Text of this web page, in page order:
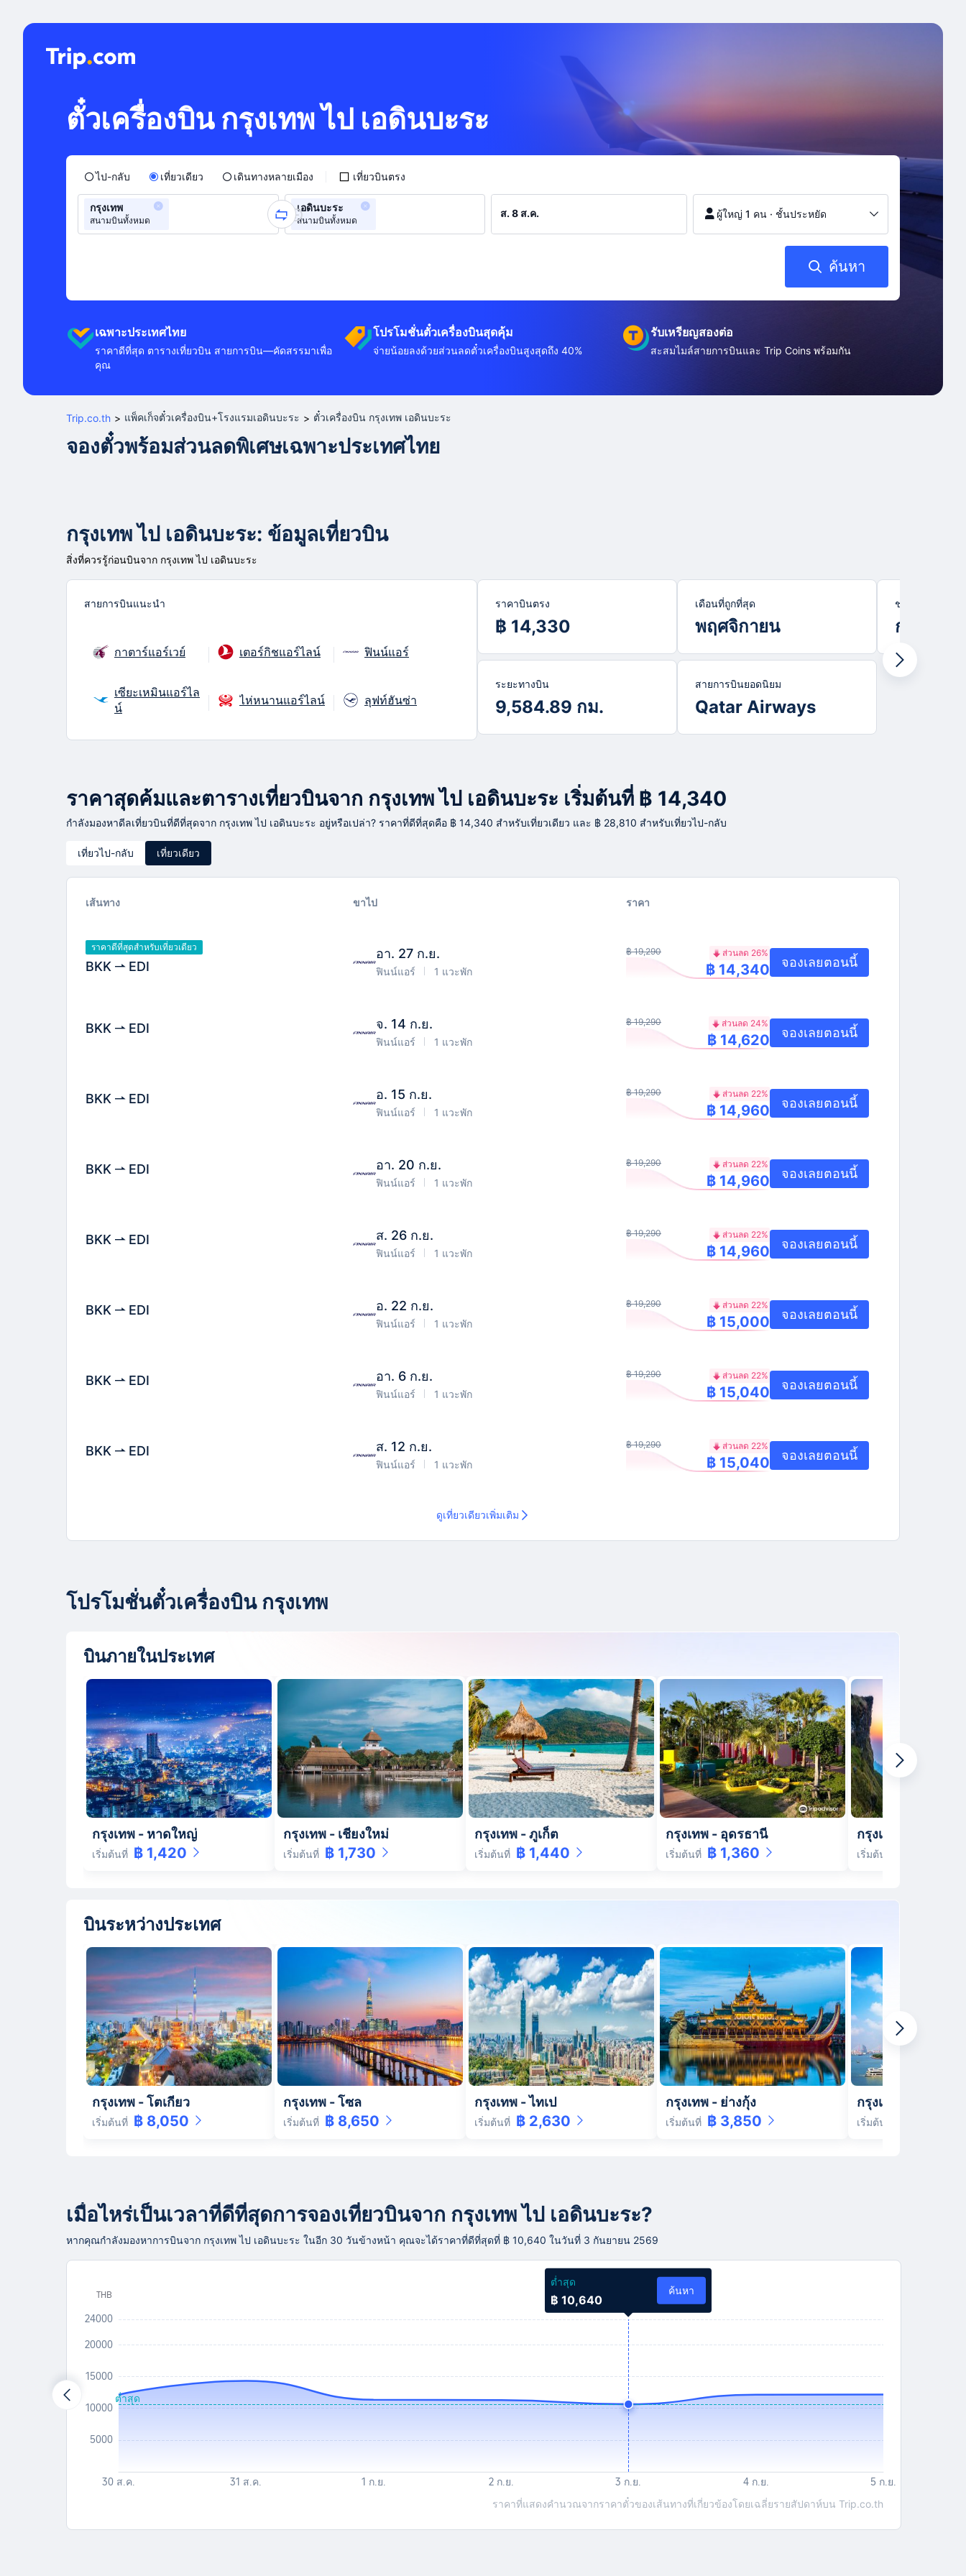
ตั๋วเครื่องบิน กรุงเทพ ไป เอดินบะระ
ไป-กลับ เที่ยวเดียว เดินทางหลายเมือง เที่ยวบินตรง
กรุงเทพ
สนามบินทั้งหมด
เอดินบะระ
สนามบินทั้งหมด
ผู้ใหญ่ 1 คน· ชั้นประหยัด
ค้นหา
เฉพาะประเทศไทย
ราคาดีที่สุด ตารางเที่ยวบิน สายการบิน—คัดสรรมาเพื่อ
คุณ
โปรโมชั่นตั๋วเครื่องบินสุดคุ้ม
จ่ายน้อยลงด้วยส่วนลดตั๋วเครื่องบินสูงสุดถึง 40%
รับเหรียญสองต่อ
สะสมไมล์สายการบินและ Trip Coins พร้อมกัน
Trip.co.th > แพ็คเก็จตั๋วเครื่องบิน+โรงแรมเอดินบะระ > ตั๋วเครื่องบิน กรุงเทพ เอดินบะระ
จองตั๋วพร้อมส่วนลดพิเศษเฉพาะประเทศไทย
กรุงเทพ ไป เอดินบะระ: ข้อมูลเที่ยวบิน
สิ่งที่ควรรู้ก่อนบินจาก กรุงเทพ ไป เอดินบะระ
สายการบินแนะนำ
กาตาร์แอร์เวย์ เตอร์กิชแอร์ไลน์ ฟินน์แอร์
เซียะเหมินแอร์ไล
น์
ไห่หนานแอร์ไลน์ ลุฟท์ฮันซ่า
ราคาบินตรง
฿ 14,330
เดือนที่ถูกที่สุด
พฤศจิกายน
ช่วงไฮซีซั่น
กรกฎาค
ระยะทางบิน
9,584.89 กม.
สายการบินยอดนิยม
Qatar Airways
ราคาสุดค้มและตารางเที่ยวบินจาก กรุงเทพ ไป เอดินบะระ เริ่มต้นที่ ฿ 14,340
กำลังมองหาดีลเที่ยวบินที่ดีที่สุดจาก กรุงเทพ ไป เอดินบะระ อยู่หรือเปล่า? ราคาที่ดีที่สุดคือ ฿ 14,340 สำหรับเที่ยวเดียว และ ฿ 28,810 สำหรับเที่ยวไป-กลับ
เที่ยวไป-กลับ เที่ยวเดียว
เส้นทาง ขาไป ราคา
ราคาดีที่สุดสำหรับเที่ยวเดียว
BKK EDI
อา. 27 ก.ย.
ฟินน์แอร์ 1 แวะพัก
฿ 19,290 ส่วนลด 26%
฿ 14,340 จองเลยตอนนี้
BKK EDI จ. 14 ก.ย.
ฟินน์แอร์ 1 แวะพัก
฿ 19,290 ส่วนลด 24%
฿ 14,620 จองเลยตอนนี้
BKK EDI อ. 15 ก.ย.
ฟินน์แอร์ 1 แวะพัก
฿ 19,290 ส่วนลด 22%
฿ 14,960 จองเลยตอนนี้
BKK EDI อา. 20 ก.ย.
ฟินน์แอร์ 1 แวะพัก
฿ 19,290 ส่วนลด 22%
฿ 14,960 จองเลยตอนนี้
BKK EDI ส. 26 ก.ย.
ฟินน์แอร์ 1 แวะพัก
฿ 19,290 ส่วนลด 22%
฿ 14,960 จองเลยตอนนี้
BKK EDI อ. 22 ก.ย.
ฟินน์แอร์ 1 แวะพัก
฿ 19,290 ส่วนลด 22%
฿ 15,000 จองเลยตอนนี้
BKK EDI อา. 6 ก.ย.
ฟินน์แอร์ 1 แวะพัก
฿ 19,290 ส่วนลด 22%
฿ 15,040 จองเลยตอนนี้
BKK EDI ส. 12 ก.ย.
ฟินน์แอร์ 1 แวะพัก
฿ 19,290 ส่วนลด 22%
฿ 15,040 จองเลยตอนนี้
ดูเที่ยวเดียวเพิ่มเติม
โปรโมชั่นตั๋วเครื่องบิน กรุงเทพ
บินภายในประเทศ
กรุงเทพ - หาดใหญ่
เริ่มต้นที่ ฿ 1,420
กรุงเทพ - เชียงใหม่
เริ่มต้นที่ ฿ 1,730
กรุงเทพ -ภูเก็ต
เริ่มต้นที่ ฿ 1,440
กรุงเทพ - อุดรธานี
เริ่มต้นที่ ฿ 1,360
กรุงเทพ
เริ่มต้นที่
บินระหว่างประเทศ
กรุงเทพ -โตเกียว
เริ่มต้นที่ ฿ 8,050
กรุงเทพ -โซล
เริ่มต้นที่ ฿ 8,650
กรุงเทพ -ไทเป
เริ่มต้นที่ ฿ 2,630
กรุงเทพ - ย่างกุ้ง
เริ่มต้นที่ ฿ 3,850
กรุงเทพ
เริ่มต้นที่
เมื่อไหร่เป็นเวลาที่ดีที่สุดการจองเที่ยวบินจาก กรุงเทพ ไป เอดินบะระ?
หากคุณกำลังมองหาการบินจาก กรุงเทพ ไป เอดินบะระ ในอีก 30 วันข้างหน้า คุณจะได้ราคาที่ดีที่สุดที่ ฿ 10,640 ในวันที่ 3 กันยายน 2569
ต่ำสุด
฿ 10,640
ค้นหา
ราคาที่แสดงคำนวณจากราคาตั๋วของเส้นทางที่เกี่ยวข้องโดยเฉลี่ยรายสัปดาห์บน Trip.co.th